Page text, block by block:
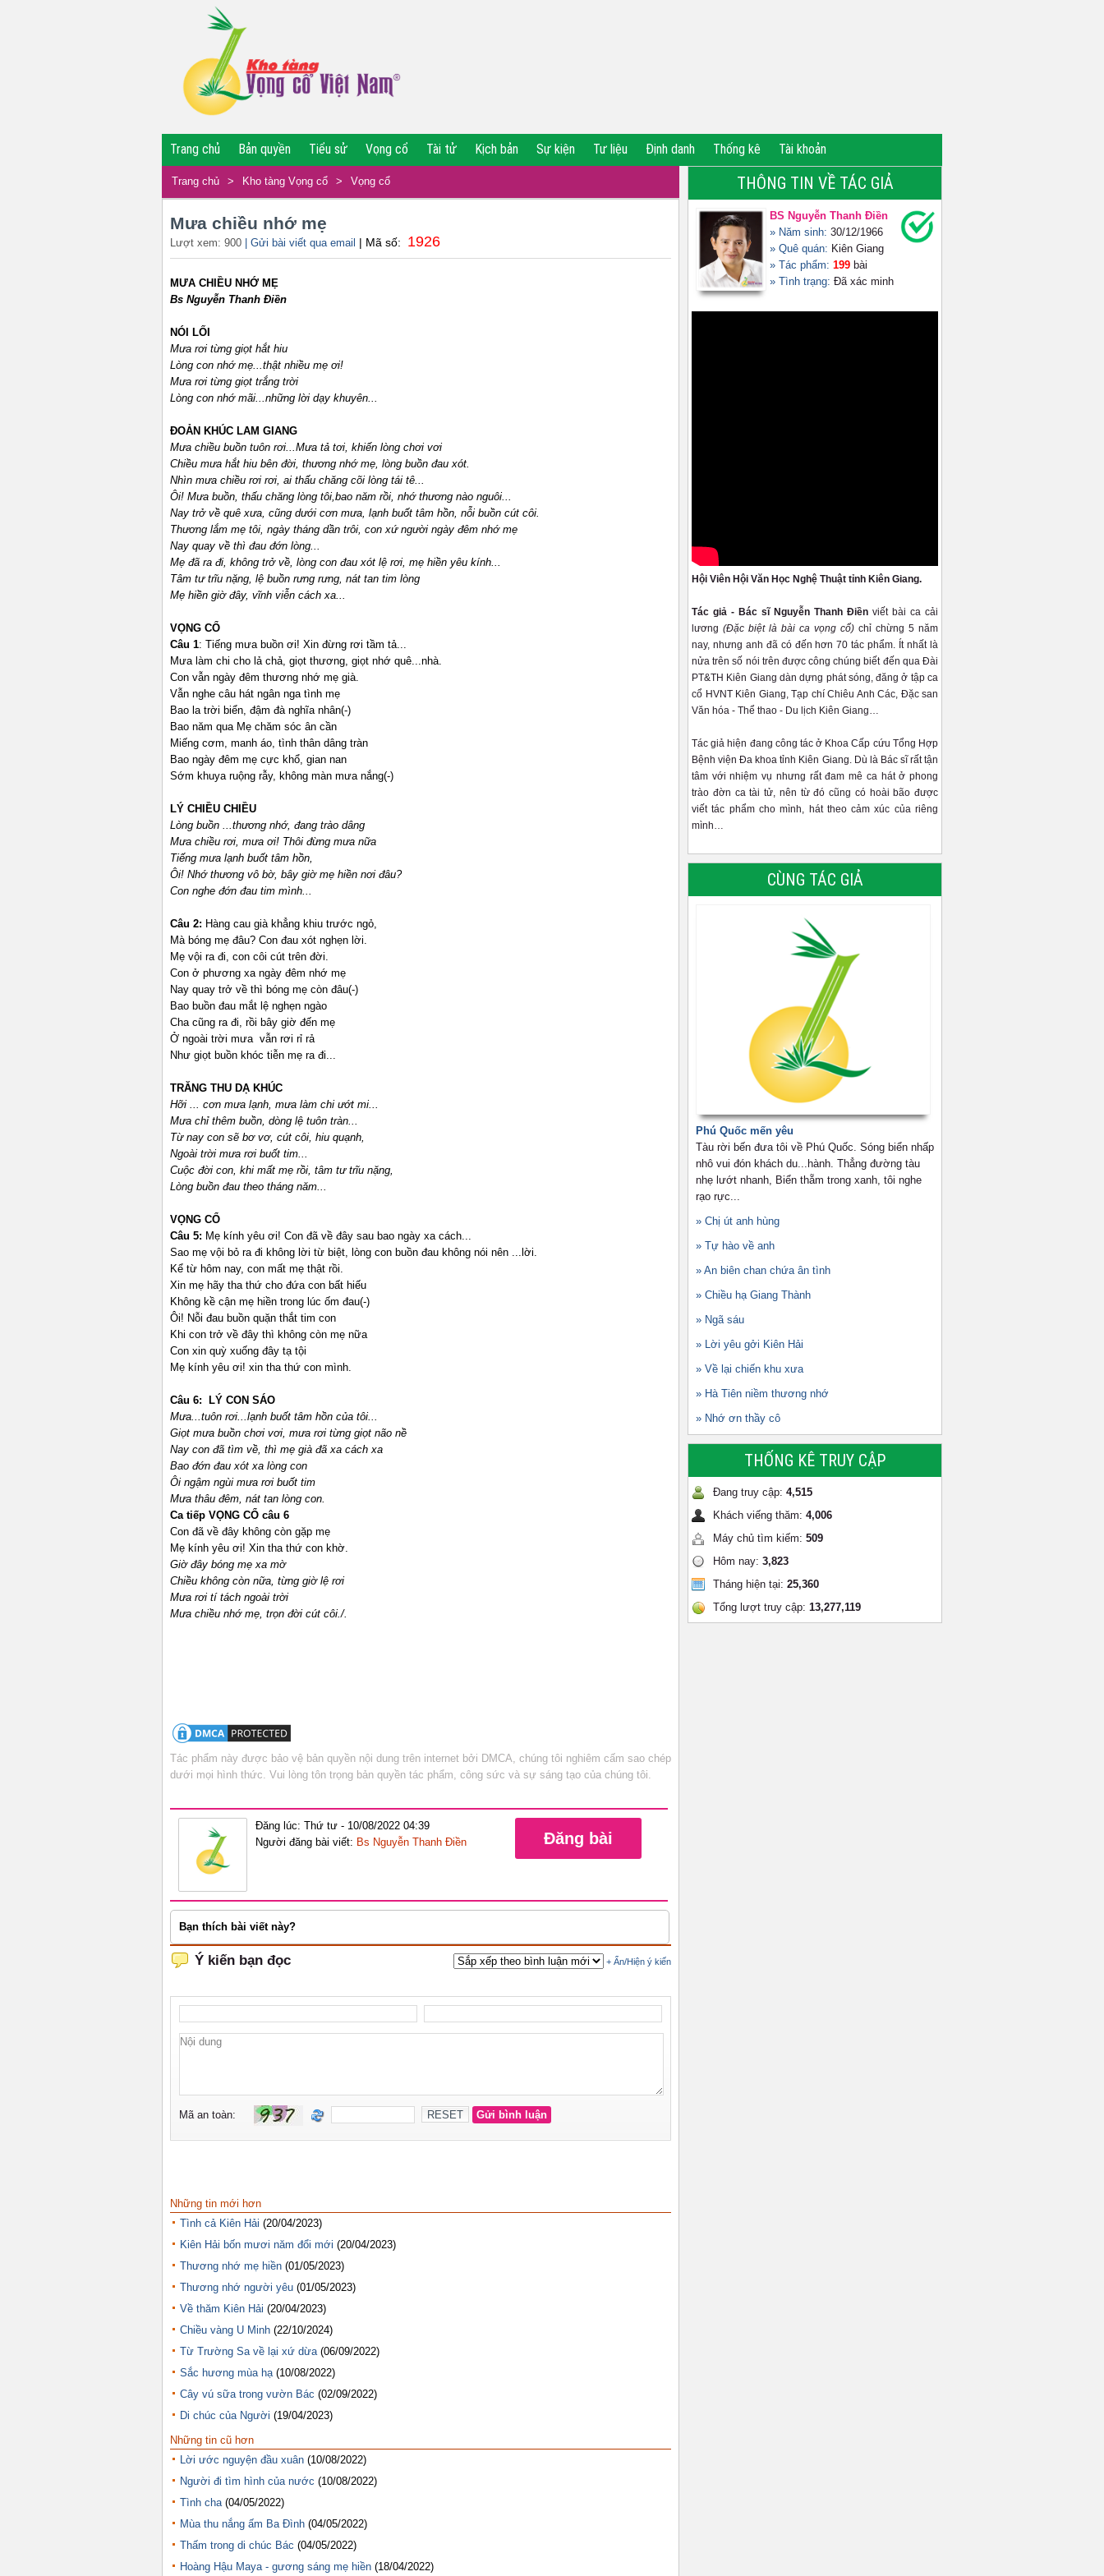
Trang chủ Bản quyền Tiểu sử Vọng cổ Tài tử Kịch bản Sự kiện Tư liệu Định danh Thống kê Tài khoản
Trang chủ > Kho tàng Vọng cổ > Vọng cổ
Mưa chiều nhớ mẹ
Lượt xem: 900 | Gửi bài viết qua email | Mã số: 1926
MƯA CHIỀU NHỚ MẸ
Bs Nguyễn Thanh Điền
NÓI LỐI
Mưa rơi từng giọt hắt hiu
Lòng con nhớ mẹ...thật nhiều mẹ ơi!
Mưa rơi từng giọt trắng trời
Lòng con nhớ mãi...những lời dạy khuyên...
ĐOẢN KHÚC LAM GIANG
Mưa chiều buồn tuôn rơi...Mưa tả tơi, khiến lòng chơi vơi
Chiều mưa hắt hiu bên đời, thương nhớ mẹ, lòng buồn đau xót.
Nhìn mưa chiều rơi rơi, ai thấu chăng cõi lòng tái tê...
Ôi! Mưa buồn, thấu chăng lòng tôi,bao năm rồi, nhớ thương nào nguôi...
Nay trở về quê xưa, cũng dưới cơn mưa, lạnh buốt tâm hồn, nỗi buồn cút côi.
Thương lắm mẹ tôi, ngày tháng dần trôi, con xứ người ngày đêm nhớ mẹ
Nay quay về thì đau đớn lòng...
Mẹ đã ra đi, không trở về, lòng con đau xót lệ rơi, mẹ hiền yêu kính...
Tâm tư trĩu nặng, lệ buồn rưng rưng, nát tan tim lòng
Mẹ hiền giờ đây, vĩnh viễn cách xa...
VỌNG CỔ
Câu 1: Tiếng mưa buồn ơi! Xin đừng rơi tầm tả...
Mưa làm chi cho lả chả, giọt thương, giọt nhớ quê...nhà.
Con vẫn ngày đêm thương nhớ mẹ già.
Vẫn nghe câu hát ngân nga tình mẹ
Bao la trời biển, đậm đà nghĩa nhân(-)
Bao năm qua Mẹ chăm sóc ân cần
Miếng cơm, manh áo, tình thân dâng tràn
Bao ngày đêm mẹ cực khổ, gian nan
Sớm khuya ruộng rẫy, không màn mưa nắng(-)
LÝ CHIỀU CHIỀU
Lòng buồn ...thương nhớ, đang trào dâng
Mưa chiều rơi, mưa ơi! Thôi đừng mưa nữa
Tiếng mưa lạnh buốt tâm hồn,
Ôi! Nhớ thương vô bờ, bây giờ mẹ hiền nơi đâu?
Con nghe đớn đau tim mình...
Câu 2: Hàng cau già khẳng khiu trước ngỏ,
Mà bóng mẹ đâu? Con đau xót nghẹn lời.
Mẹ vội ra đi, con côi cút trên đời.
Con ở phương xa ngày đêm nhớ mẹ
Nay quay trở về thì bóng mẹ còn đâu(-)
Bao buồn đau mắt lệ nghẹn ngào
Cha cũng ra đi, rồi bây giờ đến mẹ
Ở ngoài trời mưa vẫn rơi rỉ rả
Như giọt buồn khóc tiễn mẹ ra đi...
TRĂNG THU DẠ KHÚC
Hỡi ... cơn mưa lạnh, mưa làm chi ướt mi...
Mưa chỉ thêm buồn, dòng lệ tuôn tràn...
Từ nay con sẽ bơ vơ, cút côi, hiu quạnh,
Ngoài trời mưa rơi buốt tim...
Cuộc đời con, khi mất mẹ rồi, tâm tư trĩu nặng,
Lòng buồn đau theo tháng năm...
VỌNG CỔ
Câu 5: Mẹ kính yêu ơi! Con đã về đây sau bao ngày xa cách...
Sao mẹ vội bỏ ra đi không lời từ biệt, lòng con buồn đau không nói nên ...lời.
Kể từ hôm nay, con mất mẹ thật rồi.
Xin mẹ hãy tha thứ cho đứa con bất hiếu
Không kề cận mẹ hiền trong lúc ốm đau(-)
Ôi! Nỗi đau buồn quặn thắt tim con
Khi con trở về đây thì không còn mẹ nữa
Con xin quỳ xuống đây tạ tội
Mẹ kính yêu ơi! xin tha thứ con mình.
Câu 6: LÝ CON SÁO
Mưa...tuôn rơi...lạnh buốt tâm hồn của tôi...
Giọt mưa buồn chơi vơi, mưa rơi từng giọt não nề
Nay con đã tìm về, thì mẹ già đã xa cách xa
Bao đớn đau xót xa lòng con
Ôi ngậm ngùi mưa rơi buốt tim
Mưa thâu đêm, nát tan lòng con.
Ca tiếp VỌNG CỔ câu 6
Con đã về đây không còn gặp mẹ
Mẹ kính yêu ơi! Xin tha thứ con khờ.
Giờ đây bóng mẹ xa mờ
Chiều không còn nữa, từng giờ lệ rơi
Mưa rơi tí tách ngoài trời
Mưa chiều nhớ mẹ, trọn đời cút côi./.
Tác phẩm này được bảo vệ bản quyền nội dung trên internet bởi DMCA, chúng tôi nghiêm cấm sao chép
dưới mọi hình thức. Vui lòng tôn trọng bản quyền tác phẩm, công sức và sự sáng tạo của chúng tôi.
Đăng lúc: Thứ tư - 10/08/2022 04:39
Người đăng bài viết: Bs Nguyễn Thanh Điền Đăng bài
Bạn thích bài viết này?
Những tin mới hơn
Tình cả Kiên Hải (20/04/2023)
Kiên Hải bốn mươi năm đổi mới (20/04/2023)
Thương nhớ mẹ hiền (01/05/2023)
Thương nhớ người yêu (01/05/2023)
Về thăm Kiên Hải (20/04/2023)
Chiều vàng U Minh (22/10/2024)
Từ Trường Sa về lại xứ dừa (06/09/2022)
Sắc hương mùa hạ (10/08/2022)
Cây vú sữa trong vườn Bác (02/09/2022)
Di chúc của Người (19/04/2023)
Những tin cũ hơn
Lời ước nguyện đầu xuân (10/08/2022)
Người đi tìm hình của nước (10/08/2022)
Tình cha (04/05/2022)
Mùa thu nắng ấm Ba Đình (04/05/2022)
Thấm trong di chúc Bác (04/05/2022)
Hoàng Hậu Maya - gương sáng mẹ hiền (18/04/2022)
THÔNG TIN VỀ TÁC GIẢ
BS Nguyễn Thanh Điền
» Năm sinh: 30/12/1966
» Quê quán: Kiên Giang
» Tác phẩm: 199 bài
» Tình trạng: Đã xác minh
Hội Viên Hội Văn Học Nghệ Thuật tỉnh Kiên Giang.
Tác giả - Bác sĩ Nguyễn Thanh Điền viết bài ca cải
lương (Đặc biệt là bài ca vọng cổ) chỉ chừng 5 năm
nay, nhưng anh đã có đến hơn 70 tác phẩm. Ít nhất là
nửa trên số nói trên được công chúng biết đến qua Đài
PT&TH Kiên Giang dàn dựng phát sóng, đăng ở tập ca
cổ HVNT Kiên Giang, Tạp chí Chiêu Anh Các, Đặc san
Văn hóa - Thể thao - Du lịch Kiên Giang…
Tác giả hiện đang công tác ở Khoa Cấp cứu Tổng Hợp
Bệnh viện Đa khoa tỉnh Kiên Giang. Dù là Bác sĩ rất tận
tâm với nhiệm vụ nhưng rất đam mê ca hát ở phong
trào đờn ca tài tử, nên từ đó cũng có hoài bão được
viết tác phẩm cho mình, hát theo cảm xúc của riêng
mình…
CÙNG TÁC GIẢ
Phú Quốc mến yêu
Tàu rời bến đưa tôi về Phú Quốc. Sóng biển nhấp
nhô vui đón khách du...hành. Thẳng đường tàu
nhẹ lướt nhanh, Biển thẵm trong xanh, tôi nghe
rạo rực...
» Chị út anh hùng
» Tự hào về anh
» An biên chan chứa ân tình
» Chiều hạ Giang Thành
» Ngã sáu
» Lời yêu gởi Kiên Hải
» Về lại chiến khu xưa
» Hà Tiên niềm thương nhớ
» Nhớ ơn thầy cô
THỐNG KÊ TRUY CẬP
Đang truy cập: 4,515
Khách viếng thăm: 4,006
Máy chủ tìm kiếm: 509
Hôm nay: 3,823
Tháng hiện tại: 25,360
Tổng lượt truy cập: 13,277,119